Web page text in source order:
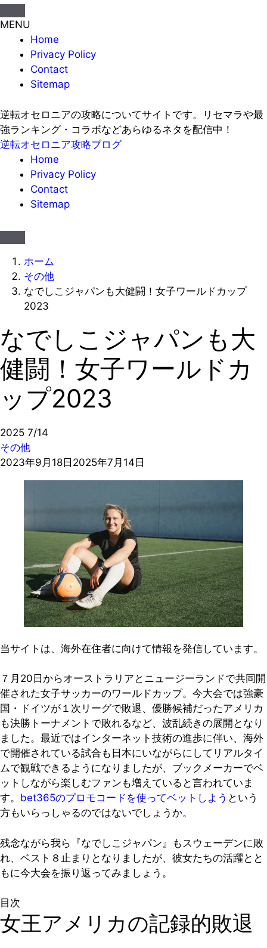
MENU
Home
Privacy Policy
Contact
Sitemap
逆転オセロニアの攻略についてサイトです。リセマラや最
強ランキング・コラボなどあらゆるネタを配信中！
逆転オセロニア攻略ブログ
Home
Privacy Policy
Contact
Sitemap
ホーム
その他
なでしこジャパンも大健闘！女子ワールドカップ
2023
なでしこジャパンも大
健闘！女子ワールドカ
ップ2023
2025 7/14
その他
2023年9月18日 2025年7月14日
当サイトは、海外在住者に向けて情報を発信しています。
７月20日からオーストラリアとニュージーランドで共同開
催された女子サッカーのワールドカップ。今大会では強豪
国・ドイツが１次リーグで敗退、優勝候補だったアメリカ
も決勝トーナメントで敗れるなど、波乱続きの展開となり
ました。最近ではインターネット技術の進歩に伴い、海外
で開催されている試合も日本にいながらにしてリアルタイ
ムで観戦できるようになりましたが、ブックメーカーでベ
ットしながら楽しむファンも増えていると言われていま
す。 bet365のプロモコードを使ってベットしよう という
方もいらっしゃるのではないでしょうか。
残念ながら我ら『なでしこジャパン』もスウェーデンに敗
れ、ベスト８止まりとなりましたが、彼女たちの活躍とと
もに今大会を振り返ってみましょう。
目次
女王アメリカの記録的敗退